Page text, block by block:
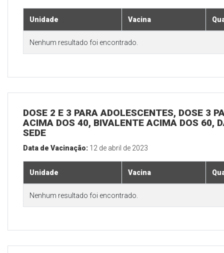
Unidade Vacina
Nenhum resultado foi encontrado.
DOSE 2 E 3 PARA ADOLESCENTES, DOSE 3
ACIMA DOS 40, BIVALENTE ACIMA DOS 60,
SEDE
Data de Vacinação: 12 de abril de 2023
Unidade Vacina
Nenhum resultado foi encontrado.